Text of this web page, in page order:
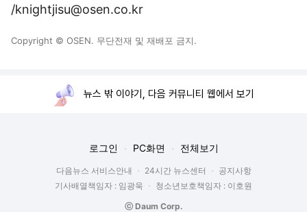
/knightjisu@osen.co.kr
Copyright © OSEN. 무단전재 및 재배포 금지.
뉴스 밖 이야기, 다음 커뮤니티 웹에서 보기
로그인 PC화면 전체보기
다음뉴스 서비스안내 24시간 뉴스센터
공지사항
기사배열책임자 : 임광욱
청소년보호책임자 : 이호원
ⓒ Daum Corp.